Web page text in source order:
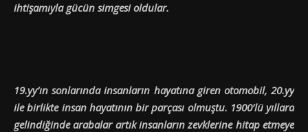
ihtişamıyla gücün simgesi oldular.
19.yy’ın sonlarında insanların hayatına giren otomobil, 20.yy
ile birlikte insan hayatının bir parçası olmuştu. 1900’lü yıllara
gelindiğinde arabalar artık insanların zevklerine hitap etmeye